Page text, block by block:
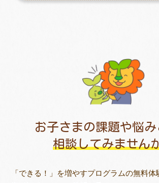
お子さまの課題や悩
相談してみません
「できる！」を増やすプログラムの無料体